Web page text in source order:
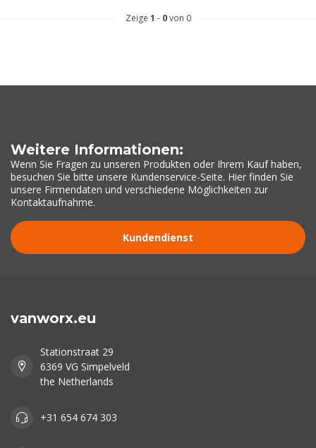
Zeige 1 - 0von 0
Weitere Informationen:
Wenn Sie Fragen zu unseren Produkten oder Ihrem Kauf haben,
besuchen Sie bitte unsere Kundenservice-Seite. Hier finden Sie
unsere Firmendaten und verschiedene Möglichkeiten zur
Kontaktaufnahme.
Kundendienst
vanworx.eu
Stationstraat 29
6369 VG Simpelveld
the Netherlands
+31 654 674 303